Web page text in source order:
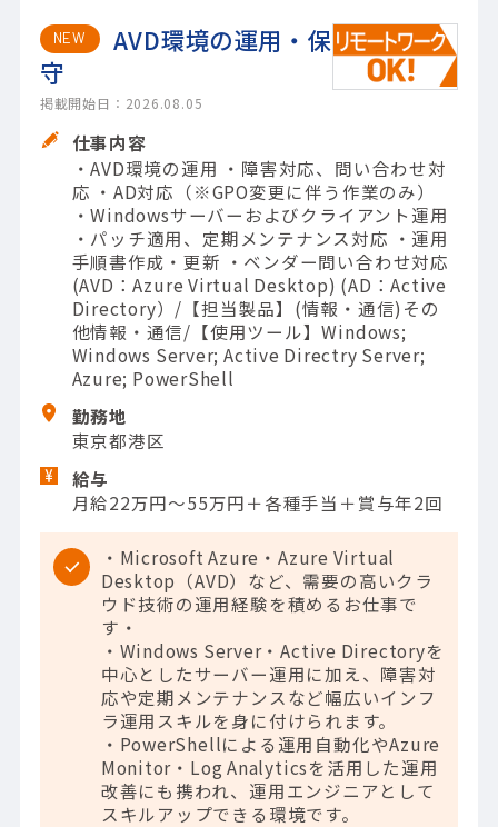
NEW
AVD環境の運用・保
守
掲載開始日：2026.08.05
仕事内容
・AVD環境の運用 ・障害対応、問い合わせ対
応 ・AD対応（※GPO変更に伴う作業のみ）
・Windowsサーバーおよびクライアント運用
・パッチ適用、定期メンテナンス対応 ・運用
手順書作成・更新 ・ベンダー問い合わせ対応
(AVD：Azure Virtual Desktop) (AD：Active
Directory）/【担当製品】(情報・通信)その
他情報・通信/【使用ツール】Windows;
Windows Server; Active Directry Server;
Azure; PowerShell
勤務地
東京都港区
給与
月給22万円～55万円＋各種手当＋賞与年2回
・Microsoft Azure・Azure Virtual
Desktop（AVD）など、需要の高いクラ
ウド技術の運用経験を積めるお仕事で
す・
・Windows Server・Active Directoryを
中心としたサーバー運用に加え、障害対
応や定期メンテナンスなど幅広いインフ
ラ運用スキルを身に付けられます。
・PowerShellによる運用自動化やAzure
Monitor・Log Analyticsを活用した運用
改善にも携われ、運用エンジニアとして
スキルアップできる環境です。